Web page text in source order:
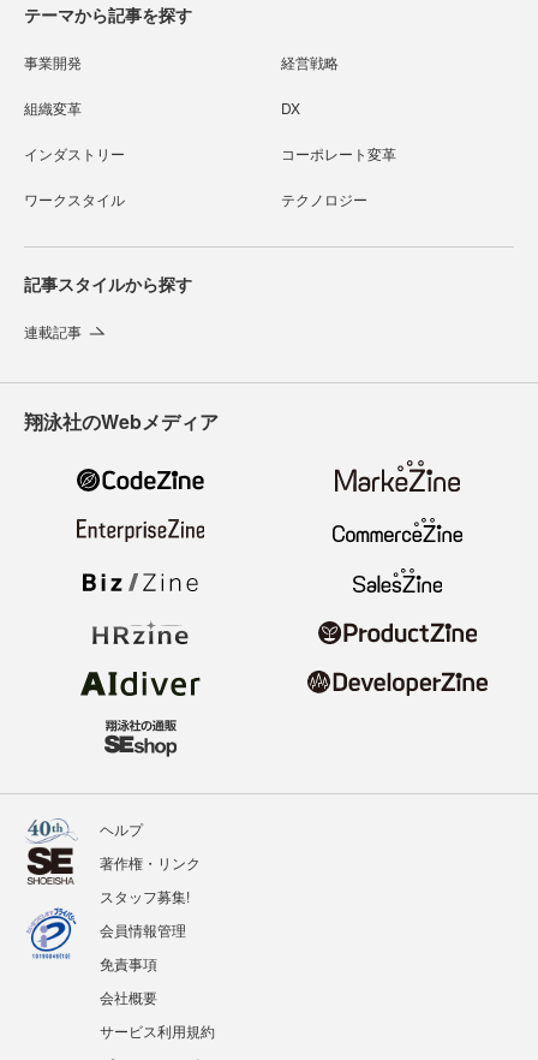
テーマから記事を探す
事業開発 経営戦略
組織変革 DX
インダストリー コーポレート変革
ワークスタイル テクノロジー
記事スタイルから探す
連載記事
翔泳社のWebメディア
ヘルプ
著作権・リンク
スタッフ募集!
会員情報管理
免責事項
会社概要
サービス利用規約